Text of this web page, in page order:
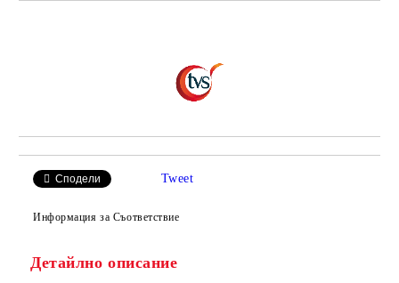
Сподели Tweet
Информация за Съответствие
Детайлно описание